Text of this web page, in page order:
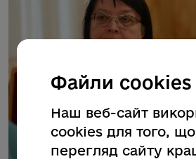
Файли cookies
Наш веб-сайт
cookies для того,
перегляд сайту